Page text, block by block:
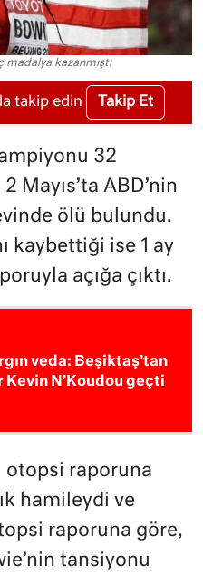
madalya kazanmıştı
takip edin Takip Et
32
Mayıs’ta ABD’nin
ölü bulundu.
kaybettiği ise 1 ay
açığa çıktı.
veda: Beşiktaş’tan
Kevin N’Koudou geçti
otopsi raporuna
hamileydi ve
raporuna göre,
tansiyonu